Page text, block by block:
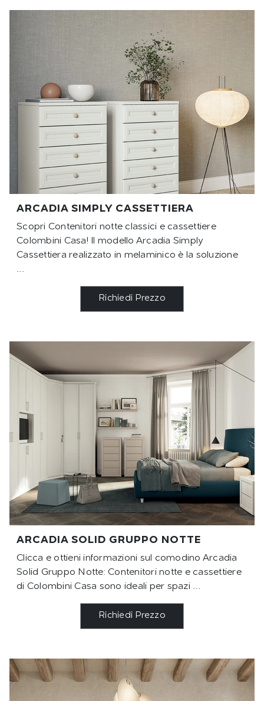
ARCADIA SIMPLY CASSETTIERA
Scopri Contenitori notte classici e cassettiere
Colombini Casa! Il modello Arcadia Simply
Cassettiera realizzato in melaminico è la soluzione
...
Richiedi Prezzo
ARCADIA SOLID GRUPPO NOTTE
Clicca e ottieni informazioni sul comodino Arcadia
Solid Gruppo Notte: Contenitori notte e cassettiere
di Colombini Casa sono ideali per spazi ...
Richiedi Prezzo